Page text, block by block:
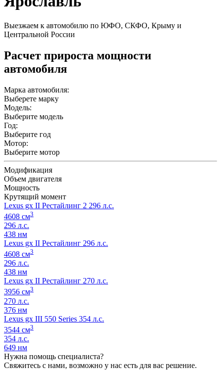
Выезжаем к автомобилю по ЮФО, СКФО, Крыму и
Центральной России
Расчет прироста мощности
автомобиля
Марка автомобиля:
Выберете марку
Модель:
Выберите модель
Год:
Выберите год
Мотор:
Выберите мотор
Модификация
Объем двигателя
Мощность
Крутящий момент
Lexus gx II Рестайлинг 2 296 л.с.
4608 см3
296 л.с.
438 нм
Lexus gx II Рестайлинг 296 л.с.
4608 см3
296 л.с.
438 нм
Lexus gx II Рестайлинг 270 л.с.
3956 см3
270 л.с.
376 нм
Lexus gx III 550 Series 354 л.с.
3544 см3
354 л.с.
649 нм
Нужна помощь специалиста?
Свяжитесь с нами, возможно у нас есть для вас решение.